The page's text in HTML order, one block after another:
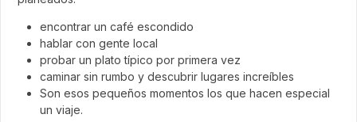
encontrar un café escondido
hablar con gente local
probar un plato típico por primera vez
caminar sin rumbo y descubrir lugares increíbles
Son esos pequeños momentos los que hacen especial
un viaje.